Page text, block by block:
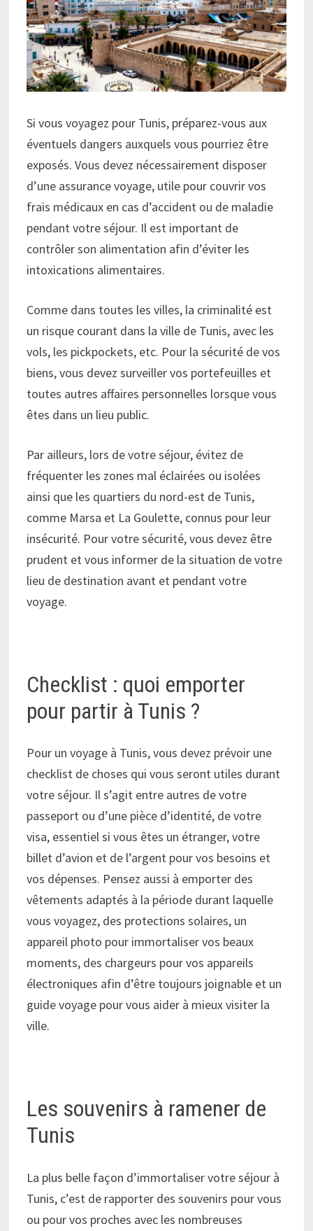
Si vous voyagez pour Tunis, préparez-vous aux
éventuels dangers auxquels vous pourriez être
exposés. Vous devez nécessairement disposer
d’une assurance voyage, utile pour couvrir vos
frais médicaux en cas d’accident ou de maladie
pendant votre séjour. Il est important de
contrôler son alimentation afin d’éviter les
intoxications alimentaires.
Comme dans toutes les villes, la criminalité est
un risque courant dans la ville de Tunis, avec les
vols, les pickpockets, etc. Pour la sécurité de vos
biens, vous devez surveiller vos portefeuilles et
toutes autres affaires personnelles lorsque vous
êtes dans un lieu public.
Par ailleurs, lors de votre séjour, évitez de
fréquenter les zones mal éclairées ou isolées
ainsi que les quartiers du nord-est de Tunis,
comme Marsa et La Goulette, connus pour leur
insécurité. Pour votre sécurité, vous devez être
prudent et vous informer de la situation de votre
lieu de destination avant et pendant votre
voyage.
Checklist : quoi emporter
pour partir à Tunis ?
Pour un voyage à Tunis, vous devez prévoir une
checklist de choses qui vous seront utiles durant
votre séjour. Il s’agit entre autres de votre
passeport ou d’une pièce d’identité, de votre
visa, essentiel si vous êtes un étranger, votre
billet d’avion et de l’argent pour vos besoins et
vos dépenses. Pensez aussi à emporter des
vêtements adaptés à la période durant laquelle
vous voyagez, des protections solaires, un
appareil photo pour immortaliser vos beaux
moments, des chargeurs pour vos appareils
électroniques afin d’être toujours joignable et un
guide voyage pour vous aider à mieux visiter la
ville.
Les souvenirs à ramener de
Tunis
La plus belle façon d’immortaliser votre séjour à
Tunis, c’est de rapporter des souvenirs pour vous
ou pour vos proches avec les nombreuses